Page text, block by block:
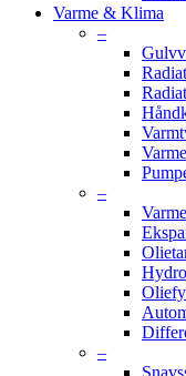
Varme & Klima
–
–
–